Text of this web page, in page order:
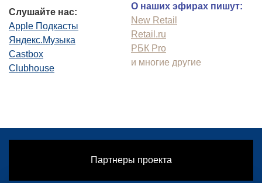
Слушайте нас:
Apple Подкасты
Яндекс.Музыка
Castbox
Clubhouse
О наших эфирах пишут:
New Retail
Retail.ru
РБК Pro
и многие другие
Партнеры проекта